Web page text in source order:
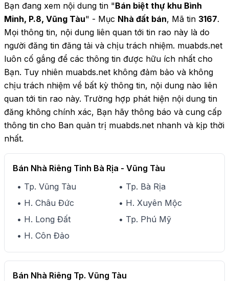
Bạn đang xem nội dung tin "Bán biệt thự khu Bình
Minh, P.8, Vũng Tàu" - Mục Nhà đất bán, Mã tin 3167.
Mọi thông tin, nội dung liên quan tới tin rao này là do
người đăng tin đăng tải và chịu trách nhiệm. muabds.net
luôn cố gắng để các thông tin được hữu ích nhất cho
Bạn. Tuy nhiên muabds.net không đảm bảo và không
chịu trách nhiệm về bất kỳ thông tin, nội dung nào liên
quan tới tin rao này. Trường hợp phát hiện nội dung tin
đăng không chính xác, Bạn hãy thông báo và cung cấp
thông tin cho Ban quản trị muabds.net nhanh và kịp thời
nhất.
Bán Nhà Riêng Tỉnh Bà Rịa - Vũng Tàu
• Tp. Vũng Tàu
• Tp. Bà Rịa
• H. Châu Đức
• H. Xuyên Mộc
• H. Long Đất
• Tp. Phú Mỹ
• H. Côn Đảo
Bán Nhà Riêng Tp. Vũng Tàu